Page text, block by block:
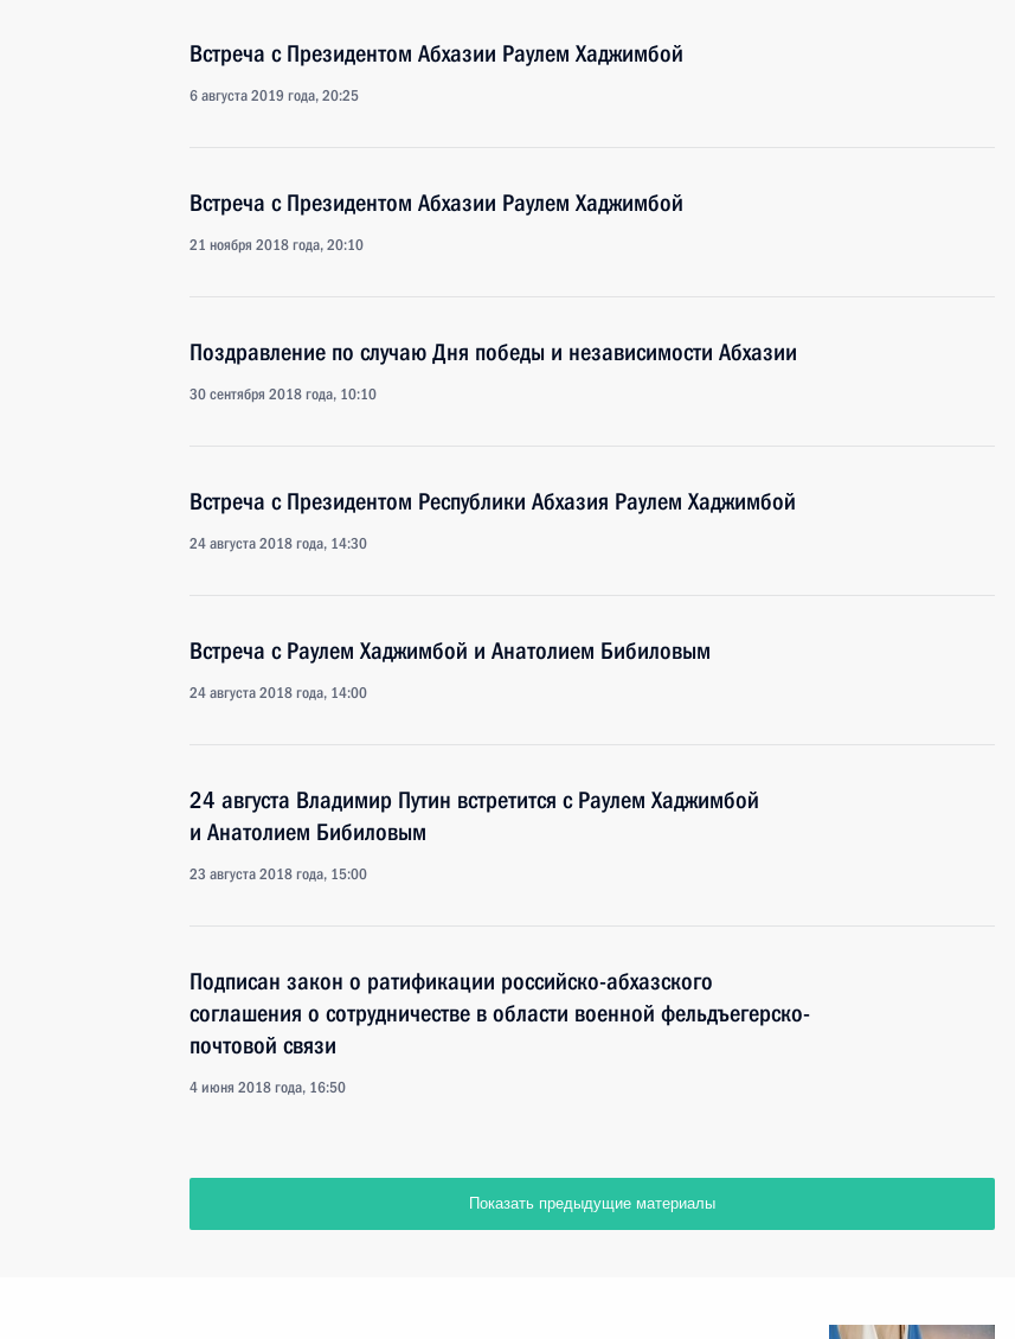
Встреча с Президентом Абхазии Раулем Хаджимбой
6 августа 2019 года, 20:25
Встреча с Президентом Абхазии Раулем Хаджимбой
21 ноября 2018 года, 20:10
Поздравление по случаю Дня победы и независимости Абхазии
30 сентября 2018 года, 10:10
Встреча с Президентом Республики Абхазия Раулем Хаджимбой
24 августа 2018 года, 14:30
Встреча с Раулем Хаджимбой и Анатолием Бибиловым
24 августа 2018 года, 14:00
24 августа Владимир Путин встретится с Раулем Хаджимбой
и Анатолием Бибиловым
23 августа 2018 года, 15:00
Подписан закон о ратификации российско-абхазского
соглашения о сотрудничестве в области военной фельдъегерско-
почтовой связи
4 июня 2018 года, 16:50
Показать предыдущие материалы